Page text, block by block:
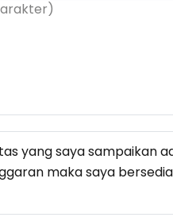
yang saya sampaikan
maka saya